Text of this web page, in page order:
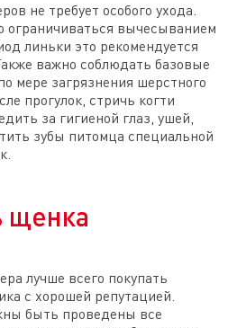
не требует особого ухода.
вычесыванием
линьки это рекомендуется
важно соблюдать базовые
мере загрязнения шерстного
прогулок, стричь когти
за гигиеной глаз, ушей,
зубы питомца специальной
щенка
лучше всего покупать
с хорошей репутацией.
быть проведены все